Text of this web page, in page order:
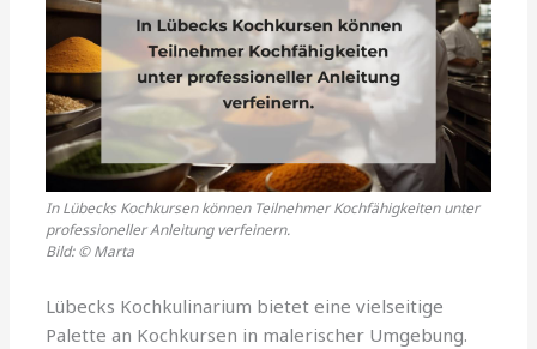
In Lübecks Kochkursen können Teilnehmer Kochfähigkeiten unter
professioneller Anleitung verfeinern.
Bild: © Marta
Lübecks Kochkulinarium bietet eine vielseitige
Palette an Kochkursen in malerischer Umgebung.